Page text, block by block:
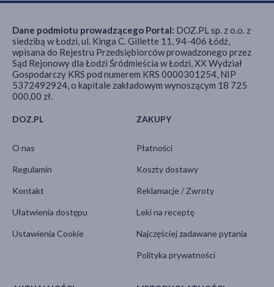
DOZ.PL
O nas
Regulamin
Kontakt
Ułatwienia dostępu
Ustawienia Cookie
ZAKUPY
Płatności
Koszty dostawy
Reklamacje / Zwroty
Leki na receptę
Najczęściej zadawane pytania
Polityka prywatności
Dane podmiotu prowadzącego Portal: DOZ.PL sp. z o.o. z
siedzibą w Łodzi, ul. Kinga C. Gillette 11, 94-406 Łódź,
wpisana do Rejestru Przedsiębiorców prowadzonego przez
Sąd Rejonowy dla Łodzi Śródmieścia w Łodzi, XX Wydział
Gospodarczy KRS pod numerem KRS 0000301254, NIP
5372492924, o kapitale zakładowym wynoszącym 18 725
000,00 zł.